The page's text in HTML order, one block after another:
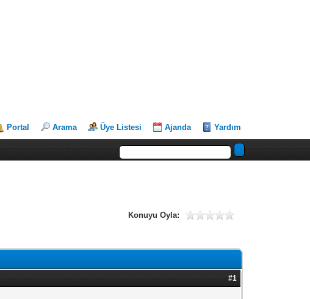
Portal Arama Üye Listesi Ajanda Yardım
Konuyu Oyla:
#1